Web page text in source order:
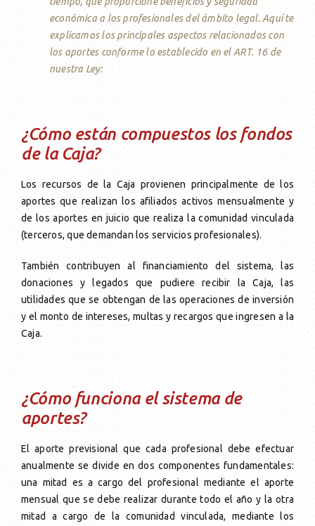
Única Prestación
Asesoramiento
Transform. a Jub. Ord.
Solicitud
Transform. a Jub. Ord.
Otros Beneficios
Reconocimiento de servicios
Formularios
económica a los profesionales del ámbito legal. Aquí te
explicamos los principales aspectos relacionados con
los aportes conforme lo establecido en el ART. 16 de
nuestra Ley:
¿Cómo están compuestos los fondos
de la Caja?
Los recursos de la Caja provienen principalmente de los
aportes que realizan los afiliados activos mensualmente y
de los aportes en juicio que realiza la comunidad vinculada
(terceros, que demandan los servicios profesionales).
También contribuyen al financiamiento del sistema, las
donaciones y legados que pudiere recibir la Caja, las
utilidades que se obtengan de las operaciones de inversión
y el monto de intereses, multas y recargos que ingresen a la
Caja.
¿Cómo funciona el sistema de
aportes?
El aporte previsional que cada profesional debe efectuar
anualmente se divide en dos componentes fundamentales:
una mitad es a cargo del profesional mediante el aporte
mensual que se debe realizar durante todo el año y la otra
mitad a cargo de la comunidad vinculada, mediante los